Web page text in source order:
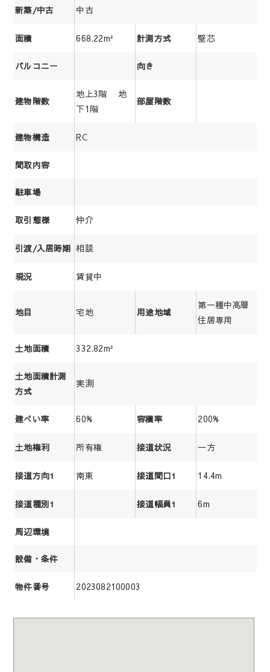
新築/中古 中古
面積 668.22m² 計測方式 壁芯
バルコニー 向き
建物階数
地上3階 地
下1階
部屋階数
建物構造 RC
間取内容
駐車場
取引態様 仲介
引渡/入居時期 相談
現況 賃貸中
地目 宅地 用途地域
第一種中高層
住居専用
土地面積 332.82m²
土地面積計測
方式
実測
建ぺい率 60% 容積率 200%
土地権利 所有権 接道状況 一方
接道方向1 南東 接道間口1 14.4m
接道種別1 接道幅員1 6m
周辺環境
設備・条件
物件番号 2023082100003